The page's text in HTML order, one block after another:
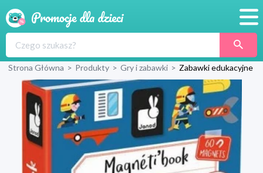
Produkty
Blog
Wyprawka
Strona Główna > Produkty > Gry i zabawki > Zabawki edukacyjne